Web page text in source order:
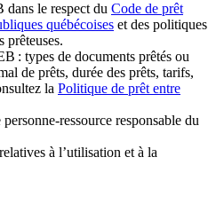
dans le respect du Code de prêt
québécoises et des politiques
prêteuses.
: types de documents prêtés ou
de prêts, durée des prêts, tarifs,
la Politique de prêt entre
ressource responsable du
à l’utilisation et à la